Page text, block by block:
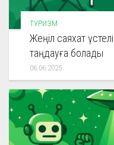
ТУРИЗМ
Жеңіл саяхат
таңдауға болады
06.06.2025